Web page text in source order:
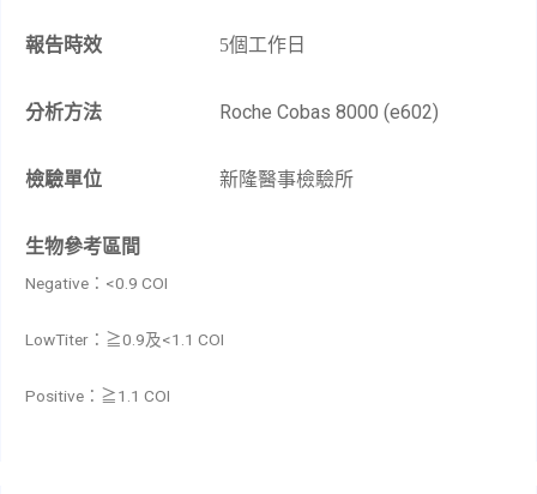
報告時效 5個工作日
分析方法 Roche Cobas 8000 (e602)
檢驗單位 新隆醫事檢驗所
生物參考區間
Negative ： <0.9 COI
LowTiter ：≧0.9及<1.1 COI
Positive ：≧ 1.1 COI